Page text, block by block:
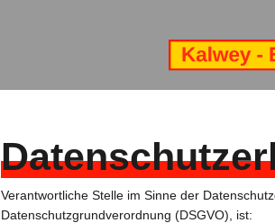
Verantwortliche Stelle im Sinne der
Datenschutzgrundverordnung (DSGVO), ist: